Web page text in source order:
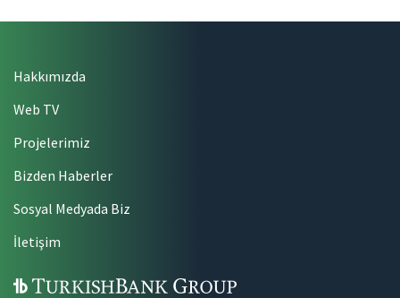
Hakkımızda
Web TV
Projelerimiz
Bizden Haberler
Sosyal Medyada Biz
İletişim